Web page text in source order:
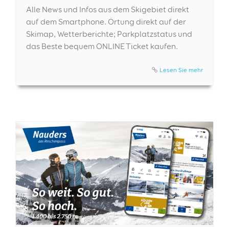
Alle News und Infos aus dem Skigebiet direkt
auf dem Smartphone. Ortung direkt auf der
Skimap, Wetterberichte; Parkplatzstatus und
das Beste bequem ONLINE Ticket kaufen.
Lesen Sie mehr